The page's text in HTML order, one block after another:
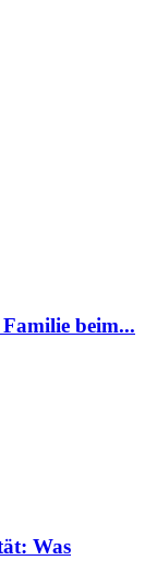
beim...
Was